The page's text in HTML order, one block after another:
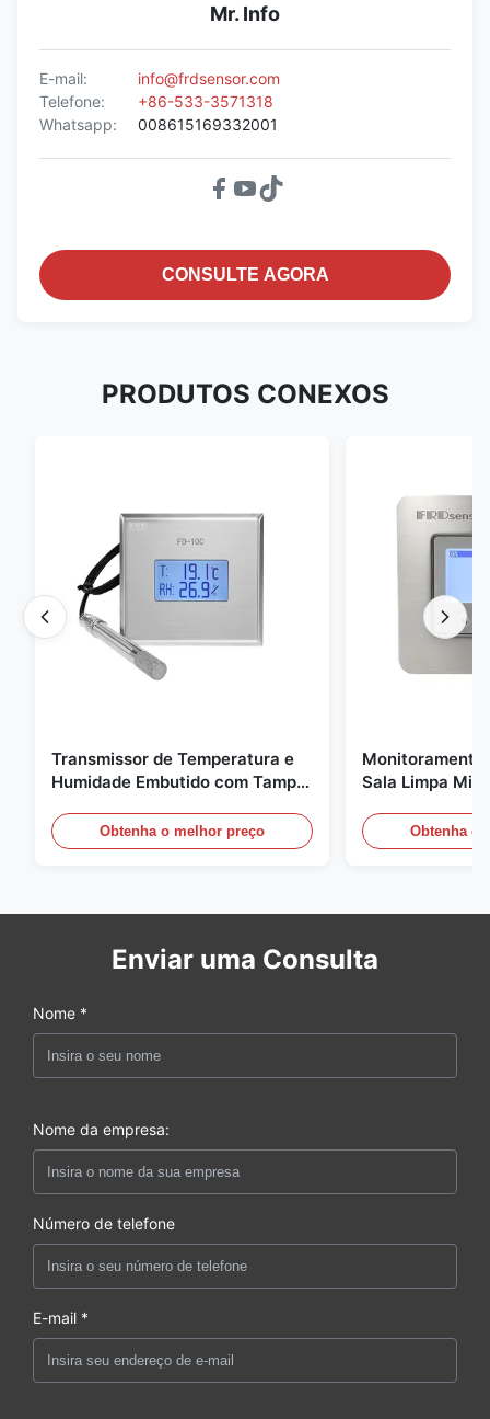
Mr. Info
E-mail:
info@frdsensor.com
Telefone:
+86-533-3571318
Whatsapp:
008615169332001
CONSULTE AGORA
PRODUTOS CONEXOS
Transmissor de Temperatura e
Humidade Embutido com Tampa
Aço Inoxidável 316L
Obtenha o melhor preço
Monitoramento
Sala Limpa
médica / de
Obtenha o
Enviar uma Consulta
Nome *
Nome da empresa:
Número de telefone
E-mail *